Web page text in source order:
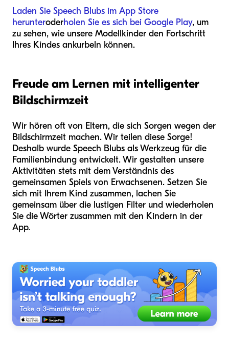
Laden Sie Speech Blubs im App Store
herunteroderholen Sie es sich bei Google Play, um
zu sehen, wie unsere Modellkinder den Fortschritt
Ihres Kindes ankurbeln können.
Freude am Lernen mit intelligenter
Bildschirmzeit
Wir hören oft von Eltern, die sich Sorgen wegen der
Bildschirmzeit machen. Wir teilen diese Sorge!
Deshalb wurde Speech Blubs als Werkzeug für die
Familienbindung entwickelt. Wir gestalten unsere
Aktivitäten stets mit dem Verständnis des
gemeinsamen Spiels von Erwachsenen. Setzen Sie
sich mit Ihrem Kind zusammen, lachen Sie
gemeinsam über die lustigen Filter und wiederholen
Sie die Wörter zusammen mit den Kindern in der
App.